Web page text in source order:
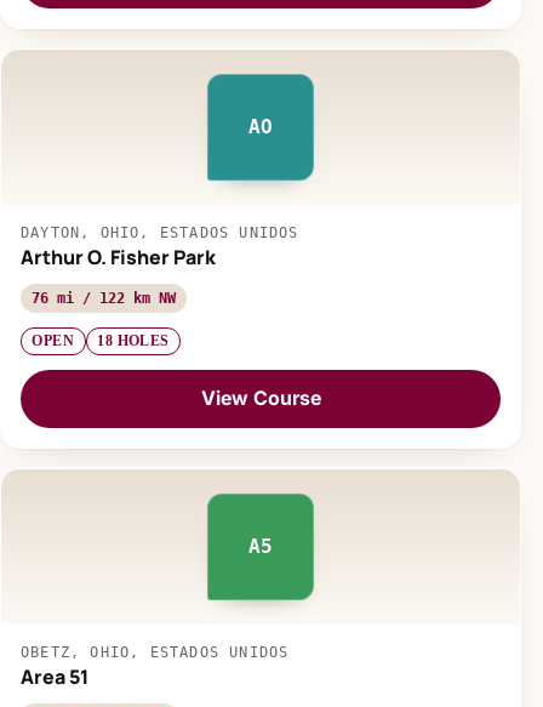
AO
DAYTON, OHIO, ESTADOS UNIDOS
Arthur O. Fisher Park
76 mi / 122 km NW
OPEN 18 HOLES
View Course
A5
OBETZ, OHIO, ESTADOS UNIDOS
Area 51